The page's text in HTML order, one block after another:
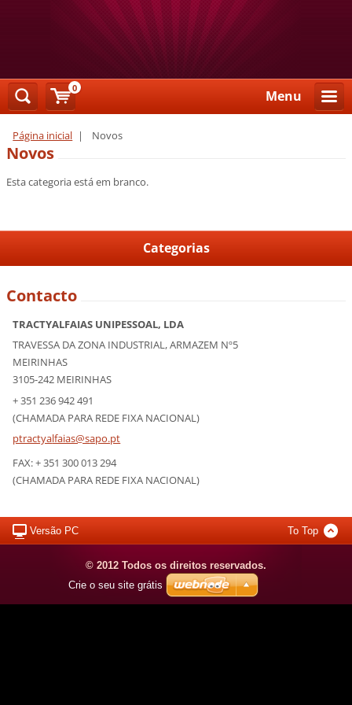
Menu
Página inicial | Novos
Novos
Esta categoria está em branco.
Categorias
Contacto
TRACTYALFAIAS UNIPESSOAL, LDA
TRAVESSA DA ZONA INDUSTRIAL, ARMAZEM Nº5
MEIRINHAS
3105-242 MEIRINHAS
+ 351 236 942 491
(CHAMADA PARA REDE FIXA NACIONAL)
ptractyalfaias@sapo.pt
FAX: + 351 300 013 294
(CHAMADA PARA REDE FIXA NACIONAL)
Versão PC To Top
© 2012 Todos os direitos reservados.
Crie o seu site grátis
0